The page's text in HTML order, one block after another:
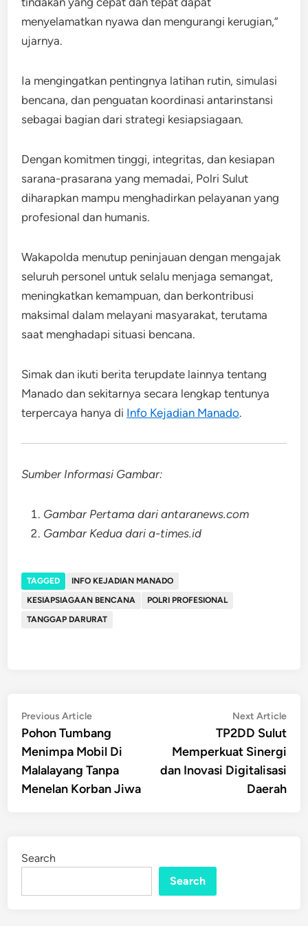
menyelamatkan nyawa dan mengurangi kerugian,”
ujarnya.
Ia mengingatkan pentingnya latihan rutin, simulasi
bencana, dan penguatan koordinasi antarinstansi
sebagai bagian dari strategi kesiapsiagaan.
Dengan komitmen tinggi, integritas, dan kesiapan
sarana-prasarana yang memadai, Polri Sulut
diharapkan mampu menghadirkan pelayanan yang
profesional dan humanis.
Wakapolda menutup peninjauan dengan mengajak
seluruh personel untuk selalu menjaga semangat,
meningkatkan kemampuan, dan berkontribusi
maksimal dalam melayani masyarakat, terutama
saat menghadapi situasi bencana.
Simak dan ikuti berita terupdate lainnya tentang
Manado dan sekitarnya secara lengkap tentunya
terpercaya hanya di Info Kejadian Manado.
Sumber Informasi Gambar:
Gambar Pertama dari antaranews.com
Gambar Kedua dari a-times.id
TAGGED
INFO KEJADIAN MANADO
KESIAPSIAGAAN BENCANA
POLRI PROFESIONAL
TANGGAP DARURAT
Post
navigation
Previous ArticlePrevious
article:
Pohon Tumbang
Menimpa Mobil Di
Malalayang Tanpa
Menelan Korban Jiwa
Next Article
TP2DD Sulut
Memperkuat Sinergi
dan Inovasi Digitalisasi
Daerah
Search
Search